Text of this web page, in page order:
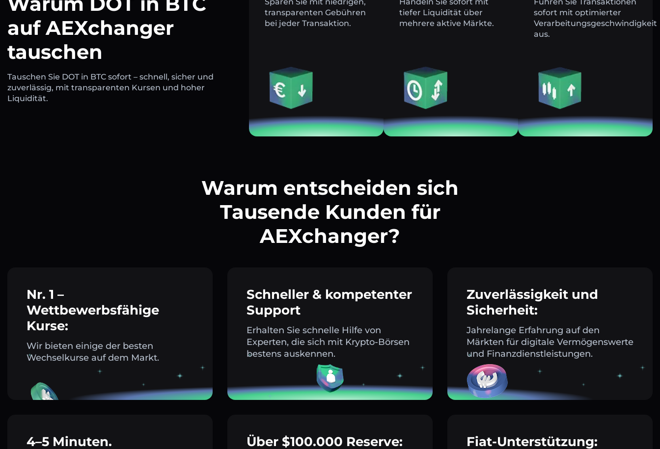
auf AEXchanger
tauschen
Tauschen Sie DOT in BTC sofort – schnell, sicher und
zuverlässig, mit transparenten Kursen und hoher
Liquidität.
transparenten Gebühren
bei jeder Transaktion.
tiefer Liquidität über
mehrere aktive Märkte.
sofort mit optimierter
Verarbeitungsgeschwindigkeit
aus.
Warum entscheiden sich
Tausende Kunden für
AEXchanger?
Nr. 1 –
Wettbewerbsfähige
Kurse:
Wir bieten einige der besten
Wechselkurse auf dem Markt.
Schneller & kompetenter
Support
Erhalten Sie schnelle Hilfe von
Experten, die sich mit Krypto-Börsen
bestens auskennen.
Zuverlässigkeit und
Sicherheit:
Jahrelange Erfahrung auf den
Märkten für digitale Vermögenswerte
und Finanzdienstleistungen.
4–5 Minuten. Über $100.000 Reserve: Fiat-Unterstützung: